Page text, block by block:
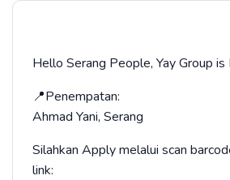
Hello Serang People, Yay Group is
📍Penempatan:
Ahmad Yani, Serang
Silahkan Apply melalui scan
link: